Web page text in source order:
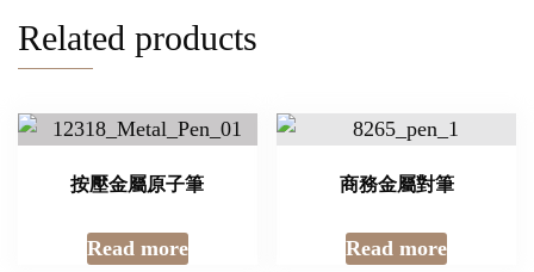
Related products
按壓金屬原子筆
Read more
商務金屬對筆
Read more